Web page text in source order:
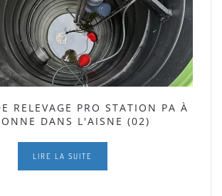
RELEVAGE PRO STATION PA À
DANS L'AISNE (02)
LIRE LA SUITE